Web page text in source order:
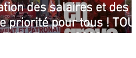
des salaires et des
priorité pour tous ! TOUS